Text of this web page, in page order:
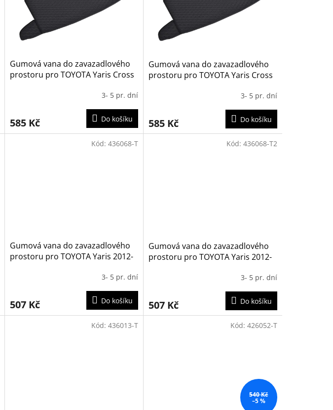
Gumová vana do zavazadlového
prostoru pro TOYOTA Yaris Cross
3- 5 pr. dní
585 Kč Do košíku
Gumová vana do zavazadlového
prostoru pro TOYOTA Yaris Cross
3- 5 pr. dní
585 Kč Do košíku
Gumová vana do zavazadlového
prostoru pro TOYOTA Yaris 2012-
3- 5 pr. dní
507 Kč Do košíku
Kód: 436068-T
Gumová vana do zavazadlového
prostoru pro TOYOTA Yaris 2012-
3- 5 pr. dní
507 Kč Do košíku
Kód: 436068-T2
Kód: 436013-T
540 Kč
–5 %
Kód: 426052-T